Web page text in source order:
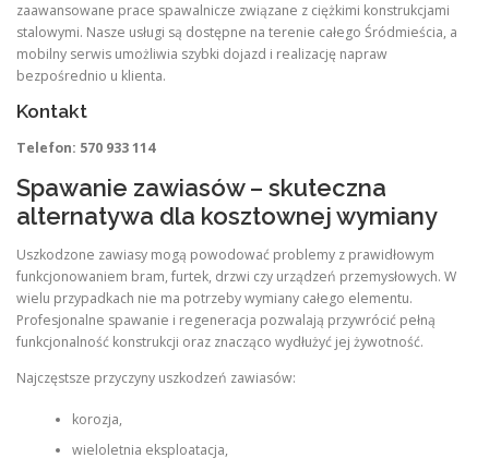
zaawansowane prace spawalnicze związane z ciężkimi konstrukcjami
stalowymi. Nasze usługi są dostępne na terenie całego Śródmieścia, a
mobilny serwis umożliwia szybki dojazd i realizację napraw
bezpośrednio u klienta.
Kontakt
Telefon: 570 933 114
Spawanie zawiasów – skuteczna
alternatywa dla kosztownej wymiany
Uszkodzone zawiasy mogą powodować problemy z prawidłowym
funkcjonowaniem bram, furtek, drzwi czy urządzeń przemysłowych. W
wielu przypadkach nie ma potrzeby wymiany całego elementu.
Profesjonalne spawanie i regeneracja pozwalają przywrócić pełną
funkcjonalność konstrukcji oraz znacząco wydłużyć jej żywotność.
Najczęstsze przyczyny uszkodzeń zawiasów:
korozja,
wieloletnia eksploatacja,